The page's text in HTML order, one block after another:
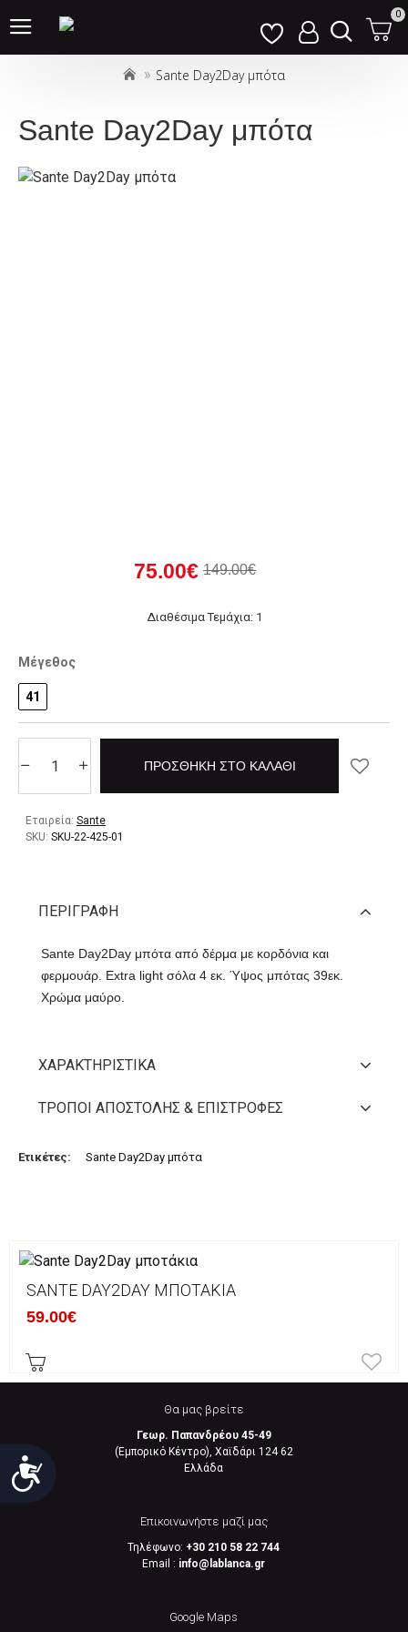
Αυτός
ο
ένα
σύστημα
προσβασιμότητας.
Προσιτότητα
0
Sante Day2Day μπότα
Sante Day2Day μπότα
Εταιρεία: Sante
SKU: SKU-22-425-01
75.00€ 149.00€
Διαθέσιμα Τεμάχια: 1
Μέγεθος
41
ΠΡΟΣΘΉΚΗ ΣΤΟ ΚΑΛΆΘΙ
ΠΕΡΙΓΡΑΦΉ
Sante Day2Day μπότα από δέρμα με κορδόνια και
φερμουάρ. Extra light σόλα 4 εκ. Ύψος μπότας 39εκ.
Χρώμα μαύρο.
ΧΑΡΑΚΤΗΡΙΣΤΙΚΆ
ΤΡΌΠΟΙ ΑΠΟΣΤΟΛΉΣ & ΕΠΙΣΤΡΟΦΈΣ
Ετικέτες: Sante Day2Day μπότα
SANTE DAY2DAY ΜΠΟΤΆΚΙΑ
59.00€
Θα μας βρείτε
Γεωρ. Παπανδρέου 45-49
(Εμπορικό Κέντρο), Χαϊδάρι 124 62
Eλλάδα
Επικοινωνήστε μαζί μας
Τηλέφωνο: +30 210 58 22 744
Email : info@lablanca.gr
Google Maps